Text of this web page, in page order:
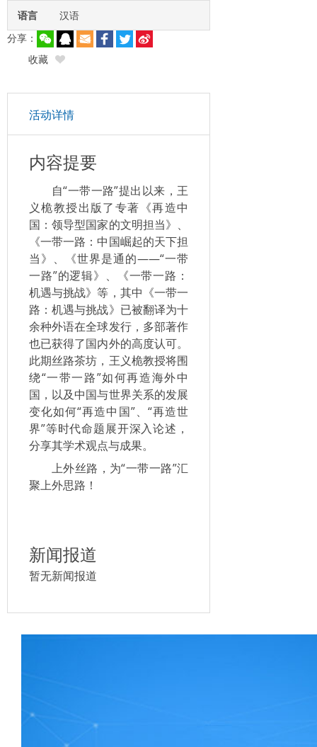
语言
汉语
分享：
收藏
活动详情
内容提要
自“一带一路”提出以来，王
义桅教授出版了专著《再造中
国：领导型国家的文明担当》、
《一带一路：中国崛起的天下担
当》、《世界是通的——“一带
一路”的逻辑》、《一带一路：
机遇与挑战》等，其中《一带一
路：机遇与挑战》已被翻译为十
余种外语在全球发行，多部著作
也已获得了国内外的高度认可。
此期丝路茶坊，王义桅教授将围
绕“一带一路”如何再造海外中
国，以及中国与世界关系的发展
变化如何“再造中国”、“再造世
界”等时代命题展开深入论述，
分享其学术观点与成果。
上外丝路，为“一带一路”汇
聚上外思路！
新闻报道
暂无新闻报道